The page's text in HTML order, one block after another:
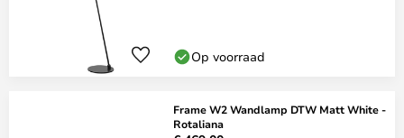
Op voorraad
Frame W2 Wandlamp DTW Matt White -
Rotaliana